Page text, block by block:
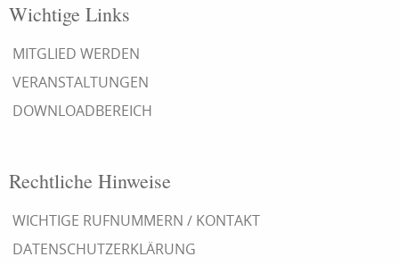
Wichtige Links
MITGLIED WERDEN
VERANSTALTUNGEN
DOWNLOADBEREICH
Rechtliche Hinweise
WICHTIGE RUFNUMMERN / KONTAKT
DATENSCHUTZERKLÄRUNG